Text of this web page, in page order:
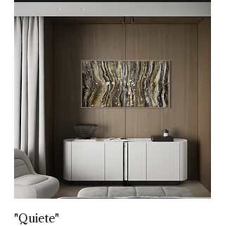
"Quiete"